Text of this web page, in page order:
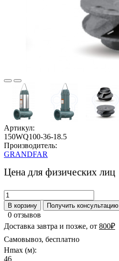
Артикул:
150WQ100-36-18.5
Производитель:
GRANDFAR
Цена для физических лиц
В корзину Получить консультацию
0 отзывов
Доставка завтра и позже, от 800₽
Самовывоз, бесплатно
Hmax (м):
46